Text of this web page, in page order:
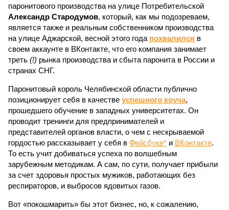
паронитового производства на улице Потребительской
Александр Стародумов, который, как мы подозреваем,
является также и реальным собственником производства
на улице Аджарской, весной этого года похвалился в
своем аккаунте в ВКонтакте, что его компания занимает
треть (!) рынка производства и сбыта паронита в России и
странах СНГ.
Паронитовый король Челябинской области публично
позиционирует себя в качестве успешного коуча,
прошедшего обучение в западных университетах. Он
проводит тренинги для предпринимателей и
представителей органов власти, о чем с нескрываемой
гордостью рассказывает у себя в Фейсбуке* и ВКонтакте.
То есть учит добиваться успеха по волшебным
зарубежным методикам. А сам, по сути, получает прибыли
за счет здоровья простых мужиков, работающих без
респираторов, и выбросов ядовитых газов.
Вот «покошмарить» бы этот бизнес, но, к сожалению,